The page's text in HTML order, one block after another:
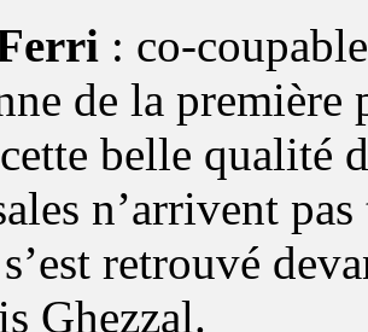
: co-
de la
belle qualité
n’arrivent
retrouvé
Ghezzal.